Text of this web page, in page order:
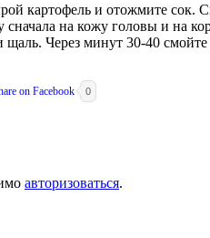
картофель и отожмите сок.
на кожу головы и на
щаль. Через минут 30-40
0
авторизоваться.